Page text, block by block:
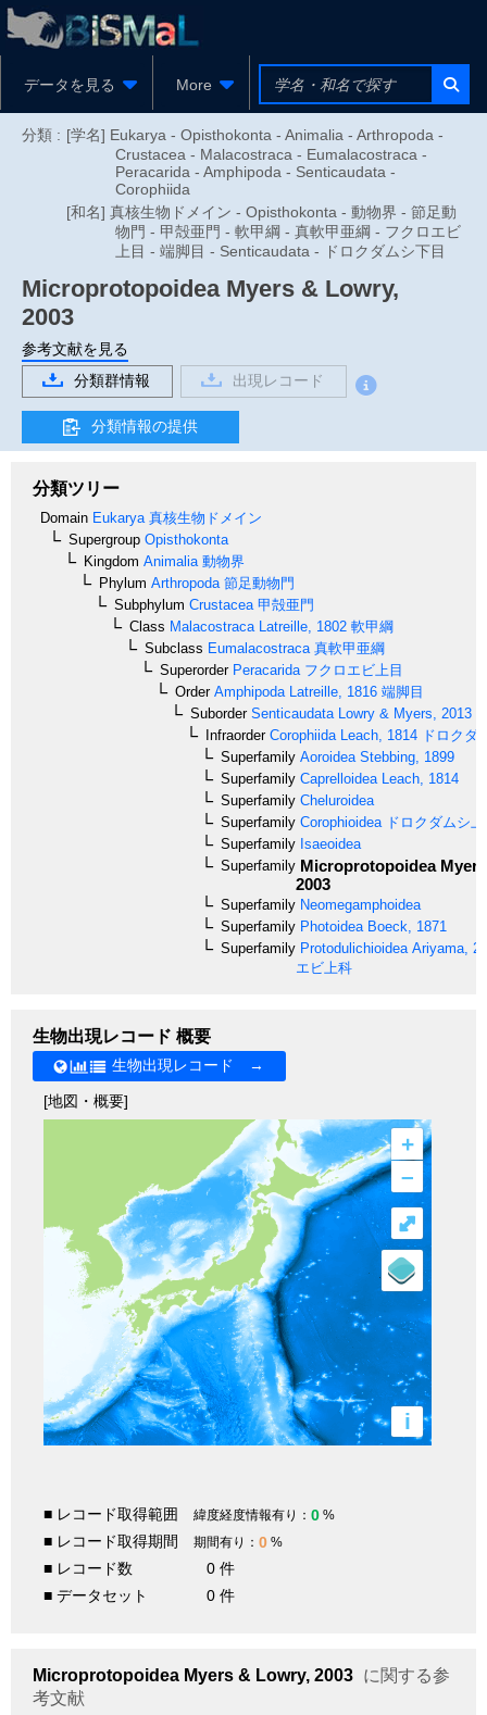
データを見る More
分類 : [学名] Eukarya - Opisthokonta - Animalia - Arthropoda -
Crustacea - Malacostraca - Eumalacostraca -
Peracarida - Amphipoda - Senticaudata -
Corophiida
[和名] 真核生物ドメイン - Opisthokonta - 動物界 - 節足動
物門 - 甲殻亜門 - 軟甲綱 - 真軟甲亜綱 - フクロエビ
上目 - 端脚目 - Senticaudata - ドロクダムシ下目
MicroprotopoideaMyers & Lowry,
2003
参考文献を見る
分類群情報
出現レコード
分類情報の提供
分類ツリー
Domain Eukarya 真核生物ドメイン
Supergroup Opisthokonta
Kingdom Animalia 動物界
Phylum Arthropoda 節足動物門
Subphylum Crustacea 甲殻亜門
Class Malacostraca Latreille, 1802 軟甲綱
Subclass Eumalacostraca 真軟甲亜綱
SuperorderPeracarida フクロエビ上目
OrderAmphipoda Latreille, 1816 端脚目
SuborderSenticaudata Lowry & Myers, 2013
InfraorderCorophiida Leach, 1814 ドロクダ
Superfamily Aoroidea Stebbing, 1899
Superfamily Caprelloidea Leach, 1814
Superfamily Cheluroidea
Superfamily Corophioidea ドロクダムシ
Superfamily Isaeoidea
Superfamily Microprotopoidea
2003
Superfamily Neomegamphoidea
Superfamily Photoidea Boeck, 1871
Superfamily Protodulichioidea Ariyama,
エビ上科
生物出現レコード 概要
生物出現レコード →
[地図・概要]
+
–
i
⤢
■ レコード取得範囲 緯度経度情報有り： 0 %
■ レコード取得期間 期間有り： 0 %
■ レコード数
0 件
■ データセット
0 件
Microprotopoidea Myers & Lowry, 2003 に関する参
考文献